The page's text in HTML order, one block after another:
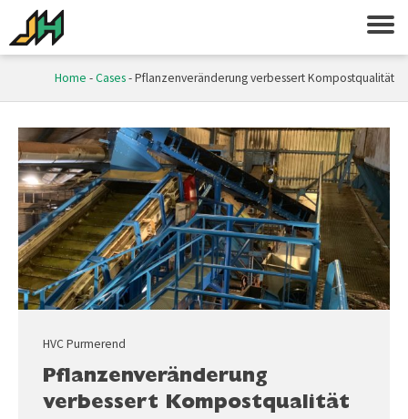
Home -Cases-Pflanzenveränderung verbessert Kompostqualität
HVC Purmerend
Pflanzenveränderung
verbessert Kompostqualität